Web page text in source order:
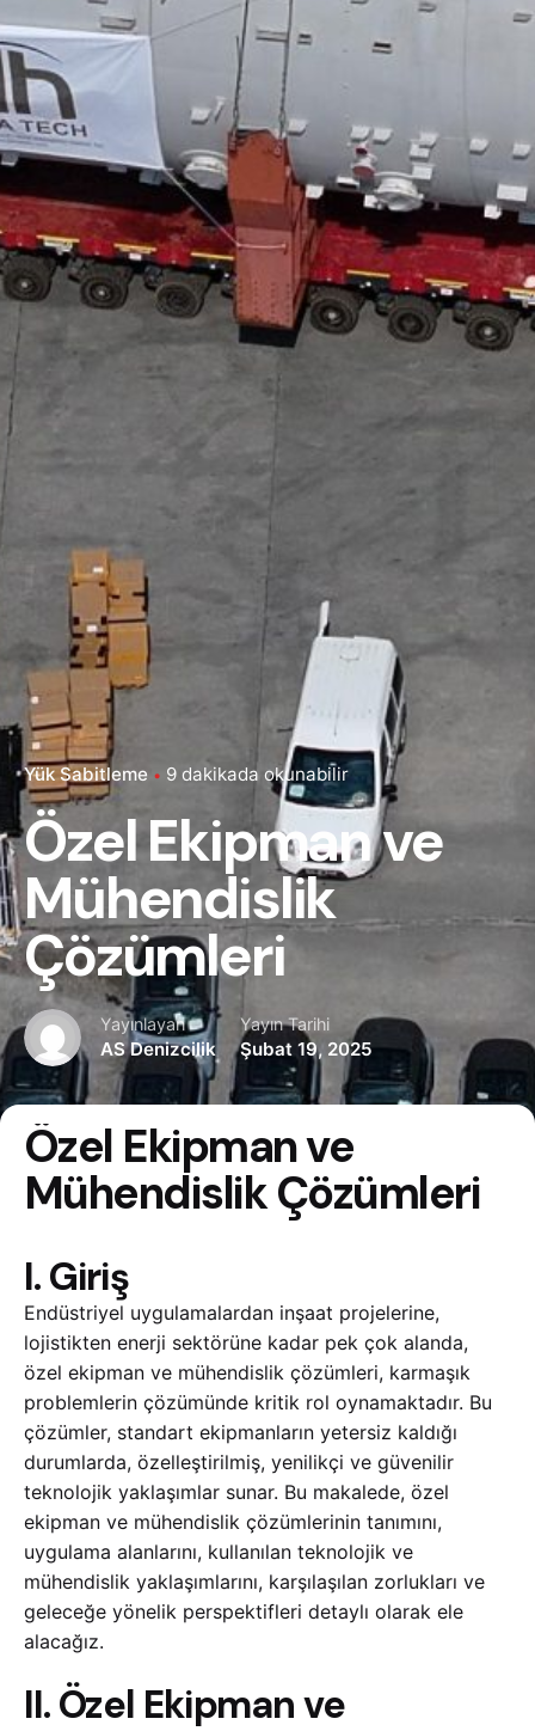
Yük Sabitleme 9 dakikada okunabilir
Özel Ekipman ve
Mühendislik
Çözümleri
Yayınlayan
AS Denizcilik
Yayın Tarihi
Şubat 19, 2025
Özel Ekipman ve
Mühendislik Çözümleri
I. Giriş
Endüstriyel uygulamalardan inşaat projelerine,
lojistikten enerji sektörüne kadar pek çok alanda,
özel ekipman ve mühendislik çözümleri, karmaşık
problemlerin çözümünde kritik rol oynamaktadır. Bu
çözümler, standart ekipmanların yetersiz kaldığı
durumlarda, özelleştirilmiş, yenilikçi ve güvenilir
teknolojik yaklaşımlar sunar. Bu makalede, özel
ekipman ve mühendislik çözümlerinin tanımını,
uygulama alanlarını, kullanılan teknolojik ve
mühendislik yaklaşımlarını, karşılaşılan zorlukları ve
geleceğe yönelik perspektifleri detaylı olarak ele
alacağız.
II. Özel Ekipman ve